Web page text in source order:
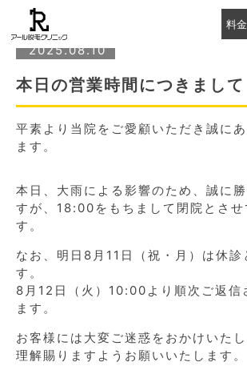
料
ホーム 本日の営業時間につき
2025.08.10
本日の営業時間につきまして
平素より当院をご愛顧いただき誠に
ます。
本日、大雨による影響のため、誠に
すが、18:00をもちまして閉院とさせ
す。
なお、明日8月11日（祝・月）は休診
す。
8月12日（火）10:00より順次ご返信
ます。
お客様には大変ご迷惑をおかけいた
理解賜りますようお願いいたします。